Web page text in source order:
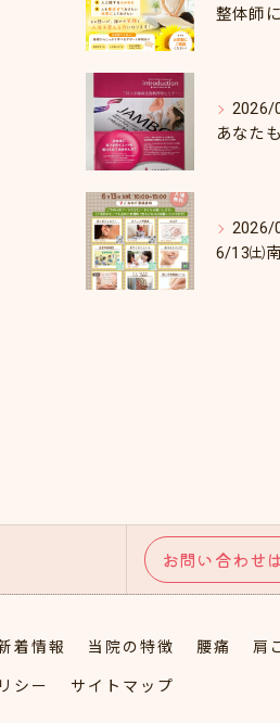
2026/
2026/
お問い合わせ
着情報 当院の特徴 腰痛 肩
シー サイトマップ